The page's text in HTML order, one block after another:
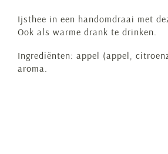
Ijsthee in een handomdraai met
Ook als warme drank te drinken.
Ingrediënten: appel (appel,
aroma.